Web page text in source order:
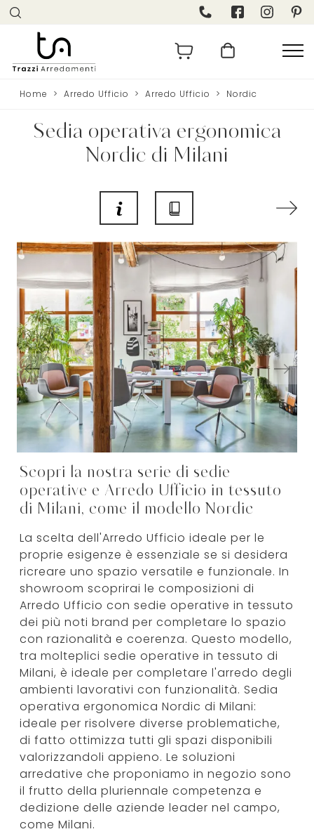
Home > Arredo Ufficio > Arredo Ufficio > Nordic
Sedia operativa ergonomica
Nordic di Milani
Scopri la nostra serie di sedie
operative e Arredo Ufficio in tessuto
di Milani, come il modello Nordic
La scelta dell'Arredo Ufficio ideale per le
proprie esigenze è essenziale se si desidera
ricreare uno spazio versatile e funzionale. In
showroom scoprirai le composizioni di
Arredo Ufficio con sedie operative in tessuto
dei più noti brand per completare lo spazio
con razionalità e coerenza. Questo modello,
tra molteplici sedie operative in tessuto di
Milani, è ideale per completare l'arredo degli
ambienti lavorativi con funzionalità. Sedia
operativa ergonomica Nordic di Milani:
ideale per risolvere diverse problematiche,
di fatto ottimizza tutti gli spazi disponibili
valorizzandoli appieno. Le soluzioni
arredative che proponiamo in negozio sono
il frutto della pluriennale competenza e
dedizione delle aziende leader nel campo,
come Milani.